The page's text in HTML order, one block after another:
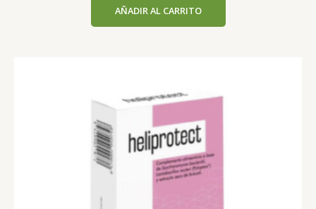
5
AÑADIR AL CARRITO